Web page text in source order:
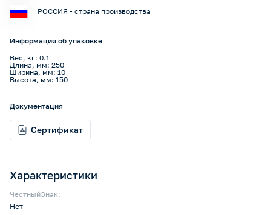
Характеристики
ЧестныйЗнак:
Нет
РОССИЯ - страна производства
Информация об упаковке
Вес, кг: 0.1
Длина, мм: 250
Ширина, мм: 10
Высота, мм: 150
Документация
Сертификат